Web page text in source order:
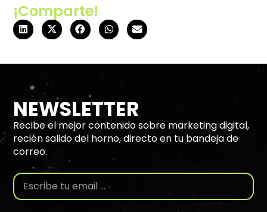
¡Comparte!
NEWSLETTER
Recibe el mejor contenido sobre marketing digital,
recién salido del horno, directo en tu bandeja de
correo.